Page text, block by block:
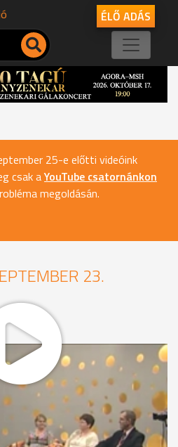
ÉLŐ ADÁS
25-e előtti videóink
csak aYouTube csatornánkon
megoldásán.
23.